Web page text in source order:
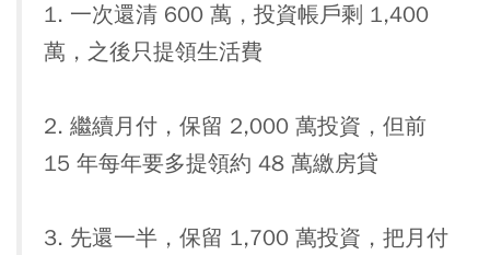
1. 一次還清 600 萬，投資帳戶剩 1,400
萬，之後只提領生活費
2. 繼續月付，保留 2,000 萬投資，但前
15 年每年要多提領約 48 萬繳房貸
3. 先還一半，保留 1,700 萬投資，把月付